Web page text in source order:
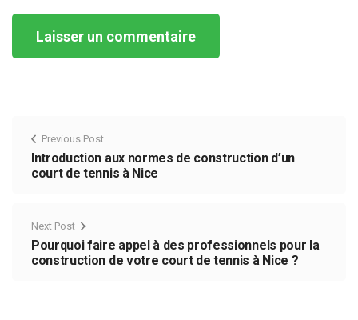
Previous Post
Introduction aux normes de construction d’un
court de tennis à Nice
Next Post
Pourquoi faire appel à des professionnels pour la
construction de votre court de tennis à Nice ?